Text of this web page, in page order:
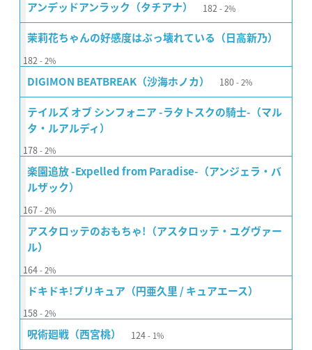
アンデッドアンラック（タチアナ） 182 2%
茉莉花ちゃんの好感度はぶっ壊れている（日高新乃）
182 2%
DIGIMON BEATBREAK（沙海ホノカ） 180 2%
テイルズ オブ シンフォニア -ラタトスクの騎士-（マル
タ・ルアルディ）
178 2%
楽園追放 -Expelled from Paradise-（アンジェラ・バ
ルザック）
167 2%
アスタロッテのおもちゃ!（アスタロッテ・ユグヴァー
ル）
164 2%
ドキドキ!プリキュア（円亜久里 / キュアエース）
158 2%
呪術廻戦（西宮桃） 124 1%